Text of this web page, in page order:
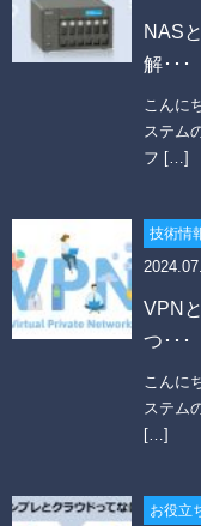
NAS
解･･･
こんに
ステム
フ […]
技術情
VPN
つ･･･
こんに
ステム
[…]
お役立